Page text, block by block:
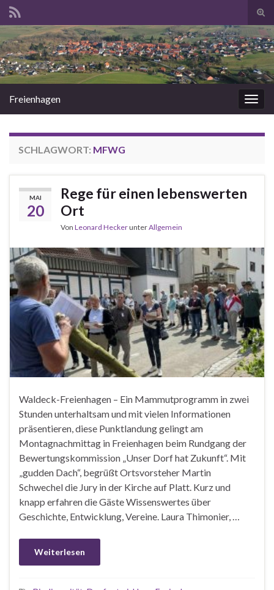
Search for:
Freienhagen
SCHLAGWORT: MFWG
MAI
20
Rege für einen lebenswerten
Ort
Von Leonard HeckerunterAllgemein
Waldeck-Freienhagen – Ein Mammutprogramm in zwei
Stunden unterhaltsam und mit vielen Informationen
präsentieren, diese Punktlandung gelingt am
Montagnachmittag in Freienhagen beim Rundgang der
Bewertungskommission „Unser Dorf hat Zukunft“. Mit
„gudden Dach“, begrüßt Ortsvorsteher Martin
Schwechel die Jury in der Kirche auf Platt. Kurz und
knapp erfahren die Gäste Wissenswertes über
Geschichte, Entwicklung, Vereine. Laura Thimonier, …
Weiterlesen